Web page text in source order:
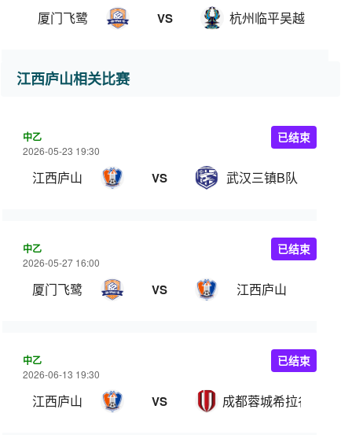
厦门飞鹭 VS 杭州临平吴越
江西庐山相关比赛
中乙
2026-05-23 19:30
江西庐山 VS 武汉三镇B队
已结束
中乙
2026-05-27 16:00
厦门飞鹭 VS 江西庐山
已结束
中乙
2026-06-13 19:30
江西庐山 VS 成都蓉城希拉谷
已结束